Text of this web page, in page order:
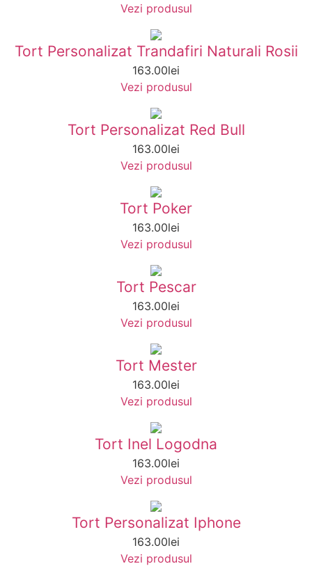
Vezi produsul
Tort Personalizat Trandafiri Naturali Rosii
163.00lei
Vezi produsul
Tort Personalizat Red Bull
163.00lei
Vezi produsul
Tort Poker
163.00lei
Vezi produsul
Tort Pescar
163.00lei
Vezi produsul
Tort Mester
163.00lei
Vezi produsul
Tort Inel Logodna
163.00lei
Vezi produsul
Tort Personalizat Iphone
163.00lei
Vezi produsul